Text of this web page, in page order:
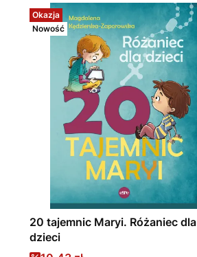
Okazja
Nowość
20 tajemnic Maryi. Różaniec dla
dzieci